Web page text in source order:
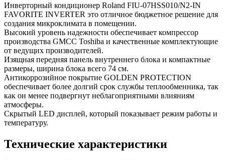
Инверторный кондиционер Roland FIU-07HSS010/N2-IN
FAVORITE INVERTER это отличное бюджетное решение для
создания микроклимата в помещении.
Высокий уровень надежности обеспечивает компрессор
производства GMCC Toshiba и качественные комплектующие
от ведущих производителей.
Изящная передняя панель внутреннего блока и компактные
размеры, ширина блока всего 74 см.
Антикоррозийное покрытие GOLDEN PROTECTION
обеспечивает более долгий срок службы теплообменника, так
как он менее подвергнут неблагоприятными влияниям
атмосферы.
Скрытый LED дисплей, который показывает режим работы и
температуру.
Технические характеристики